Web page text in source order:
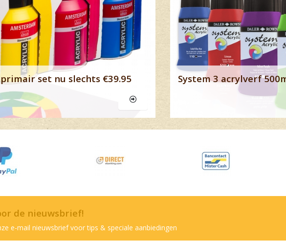
primair set nu slechts €39.95 System 3 acrylverf
de nieuwsbrief!
e-mail nieuwsbrief voor tips & speciale aanbiedingen